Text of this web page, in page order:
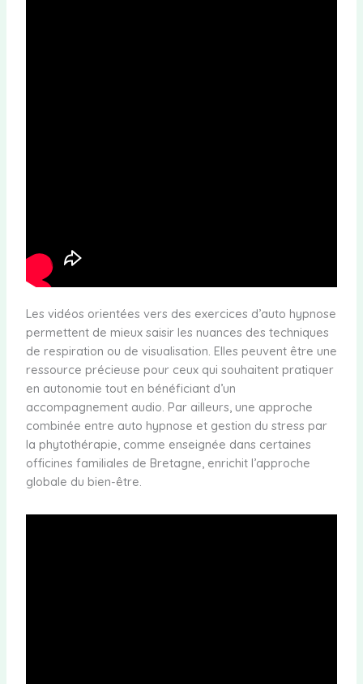
Les vidéos orientées vers des exercices d’auto hypnose
permettent de mieux saisir les nuances des techniques
de respiration ou de visualisation. Elles peuvent être une
ressource précieuse pour ceux qui souhaitent pratiquer
en autonomie tout en bénéficiant d’un
accompagnement audio. Par ailleurs, une approche
combinée entre auto hypnose et gestion du stress par
la phytothérapie, comme enseignée dans certaines
officines familiales de Bretagne, enrichit l’approche
globale du bien-être.